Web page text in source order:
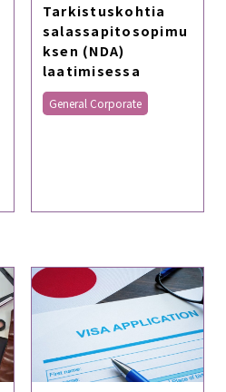
Tarkistuskohtia
salassapitosopimu
ksen (NDA)
laatimisessa
General Corporate